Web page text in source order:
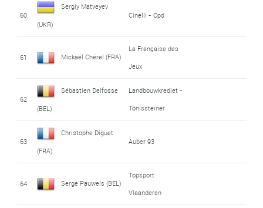
60
Sergiy Matveyev
(UKR)
Cinelli - Opd
61 Mickaël Chérel (FRA)
La Française des
Jeux
62
Sébastien Delfosse
(BEL)
Landbouwkrediet -
Tönissteiner
63
Christophe Diguet
(FRA)
Auber 93
64 Serge Pauwels (BEL)
Topsport
Vlaanderen